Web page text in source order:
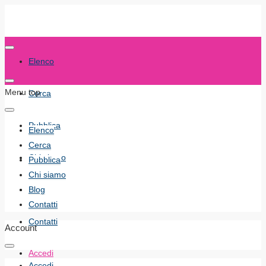
Elenco
Cerca
Pubblica
Chi siamo
Blog
Contatti
Accedi
Menu top
Elenco
Cerca
Pubblica
Chi siamo
Blog
Contatti
Account